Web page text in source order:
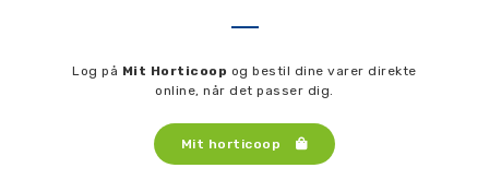
Log på Mit Horticoop og bestil dine varer direkte
online, når det passer dig.
Mit horticoop